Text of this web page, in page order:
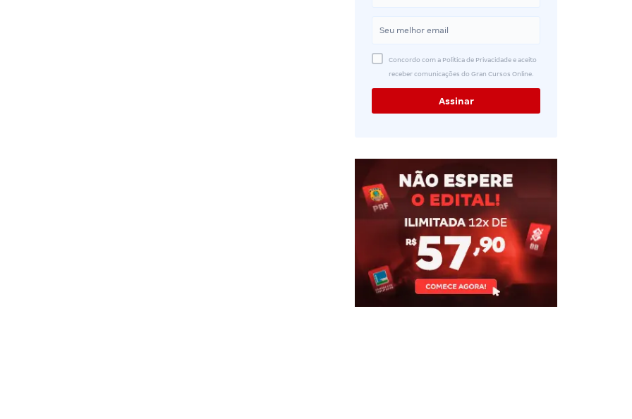
Concordo com a Política de Privacidade e aceito
receber comunicações do Gran Cursos Online.